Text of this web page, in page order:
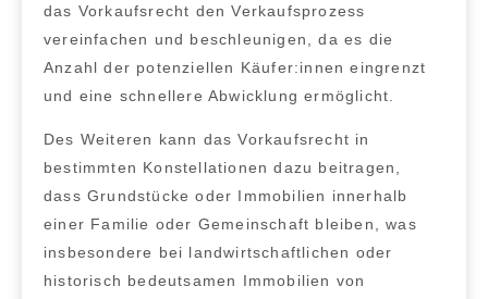
das Vorkaufsrecht denVerkaufsprozess
vereinfachen und beschleunigen
, da es die
Anzahl der potenziellen Käufer:innen eingrenzt
und eine schnellere Abwicklung ermöglicht.
Des Weiteren kann das Vorkaufsrecht in
bestimmten Konstellationen dazu beitragen,
dass Grundstücke oder Immobilien innerhalb
einer Familie oder Gemeinschaft bleiben, was
insbesondere bei landwirtschaftlichen oder
historisch bedeutsamen Immobilien von